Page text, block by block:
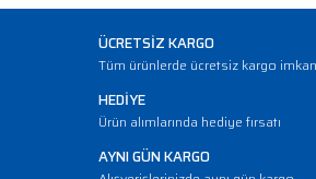
ÜCRETSİZ KARGO
Tüm ürünlerde ücretsiz kargo
HEDİYE
Ürün alımlarında hediye fırsatı
AYNI GÜN KARGO